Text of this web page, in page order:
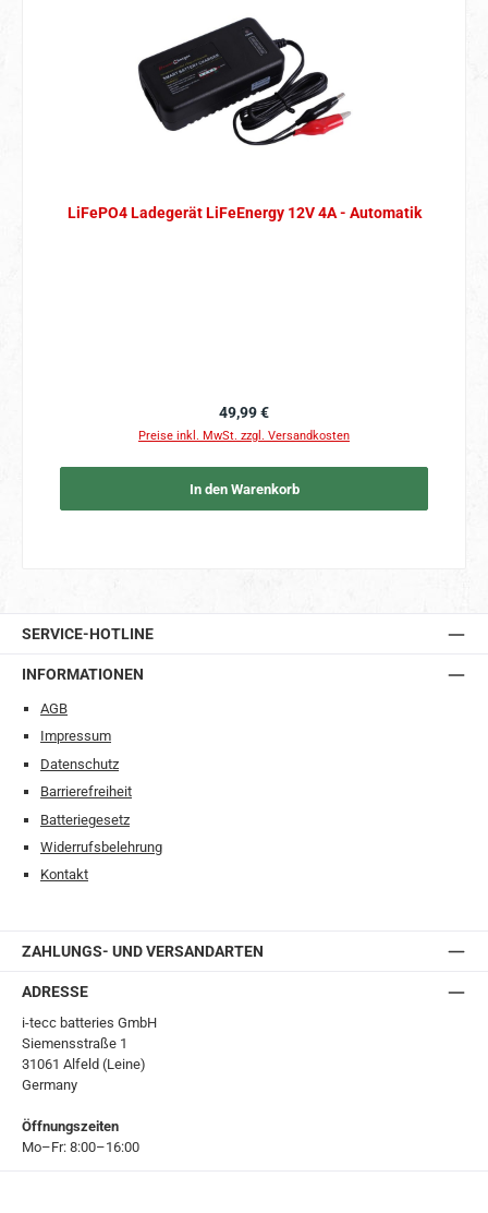
LiFePO4 Ladegerät LiFeEnergy 12V 4A - Automatik
Regulärer Preis:
49,99 €
Preise inkl. MwSt. zzgl. Versandkosten
In den Warenkorb
SERVICE-HOTLINE
INFORMATIONEN
AGB
Impressum
Datenschutz
Barrierefreiheit
Batteriegesetz
Widerrufsbelehrung
Kontakt
ZAHLUNGS- UND VERSANDARTEN
ADRESSE
i-tecc batteries GmbH
Siemensstraße 1
31061 Alfeld (Leine)
Germany
Öffnungszeiten
Mo–Fr: 8:00–16:00